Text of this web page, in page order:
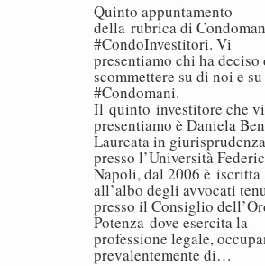
Quinto appuntamento
della rubrica di
#CondoInvestitori. Vi
presentiamo chi ha deciso
scommettere su di noi e su
#Condomani.
Il quinto investitore che vi
presentiamo è Daniela
Laureata in giurisprudenza
presso l’Università
Napoli, dal 2006 è iscritta
all’albo degli avvocati
presso il Consiglio
Potenza dove esercita la
professione legale,
prevalentemente di…